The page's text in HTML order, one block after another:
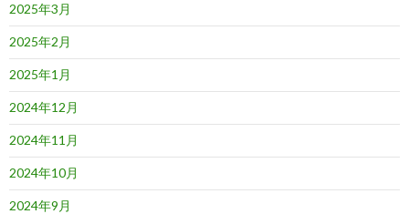
2025年3月
2025年2月
2025年1月
2024年12月
2024年11月
2024年10月
2024年9月